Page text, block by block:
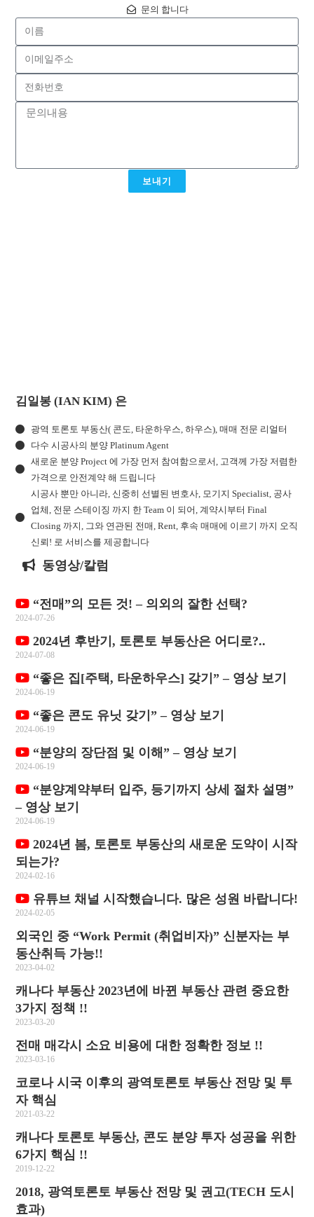
문의 합니다
보내기
김일봉 (IAN KIM) 은
광역 토론토 부동산( 콘도, 타운하우스, 하우스), 매매 전문 리얼터
다수 시공사의 분양 Platinum Agent
새로운 분양 Project 에 가장 먼저 참여함으로서, 고객께 가장 저렴한
가격으로 안전계약 해 드립니다
시공사 뿐만 아니라, 신중히 선별된 변호사, 모기지 Specialist, 공사
업체, 전문 스테이징 까지 한 Team 이 되어, 계약시부터 Final
Closing 까지, 그와 연관된 전매, Rent, 후속 매매에 이르기 까지 오직
신뢰! 로 서비스를 제공합니다
동영상/칼럼
“전매”의 모든 것! – 의외의 잘한 선택?
2024-07-26
2024년 후반기, 토론토 부동산은 어디로?..
2024-07-08
“좋은 집[주택, 타운하우스] 갖기” – 영상 보기
2024-06-19
“좋은 콘도 유닛 갖기” – 영상 보기
2024-06-19
“분양의 장단점 및 이해” – 영상 보기
2024-06-19
“분양계약부터 입주, 등기까지 상세 절차 설명”
– 영상 보기
2024-06-19
2024년 봄, 토론토 부동산의 새로운 도약이 시작
되는가?
2024-02-16
유튜브 채널 시작했습니다. 많은 성원 바랍니다!
2024-02-05
외국인 중 “Work Permit (취업비자)” 신분자는 부
동산취득 가능!!
2023-04-02
캐나다 부동산 2023년에 바뀐 부동산 관련 중요한
3가지 정책 !!
2023-03-20
전매 매각시 소요 비용에 대한 정확한 정보 !!
2023-03-16
코로나 시국 이후의 광역토론토 부동산 전망 및 투
자 핵심
2021-03-22
캐나다 토론토 부동산, 콘도 분양 투자 성공을 위한
6가지 핵심 !!
2019-12-22
2018, 광역토론토 부동산 전망 및 권고(TECH 도시
효과)